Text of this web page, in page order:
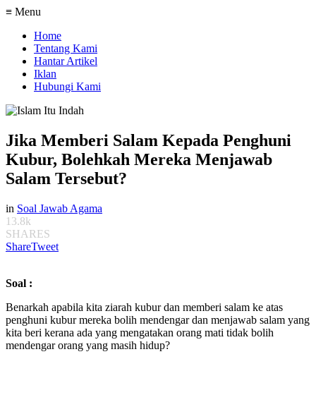
≡ Menu
Home
Tentang Kami
Hantar Artikel
Iklan
Hubungi Kami
Jika Memberi Salam Kepada Penghuni
Kubur, Bolehkah Mereka Menjawab
Salam Tersebut?
in Soal Jawab Agama
13.8k
SHARES
ShareTweet
Soal :
Benarkah apabila kita ziarah kubur dan memberi salam ke atas
penghuni kubur mereka bolih mendengar dan menjawab salam yang
kita beri kerana ada yang mengatakan orang mati tidak bolih
mendengar orang yang masih hidup?